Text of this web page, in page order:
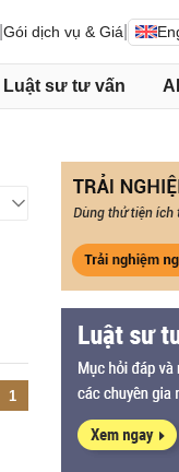
Gói dịch vụ & Giá
Luật sư tư vấn
1